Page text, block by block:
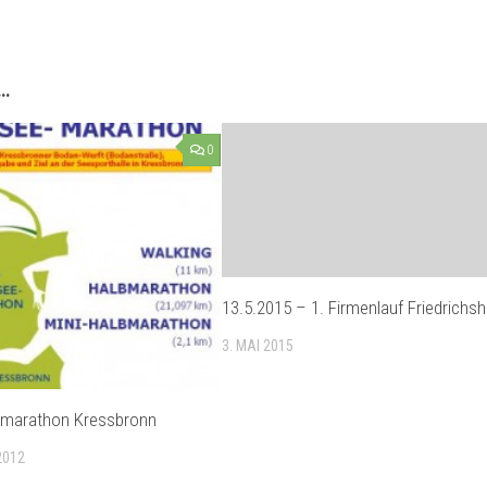
0
Kressbronn
13.5.2015 – 1. Firmenlauf
3. MAI 2015